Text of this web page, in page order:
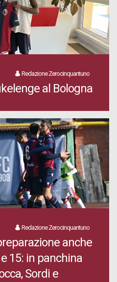
Redazione Zerocinquantuno
al Bologna
Redazione Zerocinquantuno
anche
15: in panchina
Sordi e